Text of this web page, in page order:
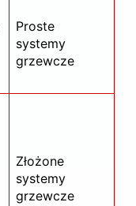
Proste
systemy
grzewcze
Złożone
systemy
grzewcze